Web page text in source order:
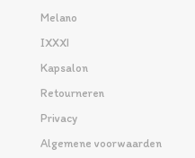
Melano
IXXXI
Kapsalon
Retourneren
Privacy
Algemene voorwaarden